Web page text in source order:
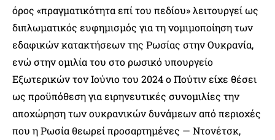
όρος «πραγματικότητα επί του πεδίου» λειτουργεί ως
διπλωματικός ευφημισμός για τη νομιμοποίηση των
εδαφικών κατακτήσεων της Ρωσίας στην Ουκρανία,
ενώ στην ομιλία του στο ρωσικό υπουργείο
Εξωτερικών τον Ιούνιο του 2024 ο Πούτιν είχε θέσει
ως προϋπόθεση για ειρηνευτικές συνομιλίες την
αποχώρηση των ουκρανικών δυνάμεων από περιοχές
που η Ρωσία θεωρεί προσαρτημένες — Ντονέτσκ,